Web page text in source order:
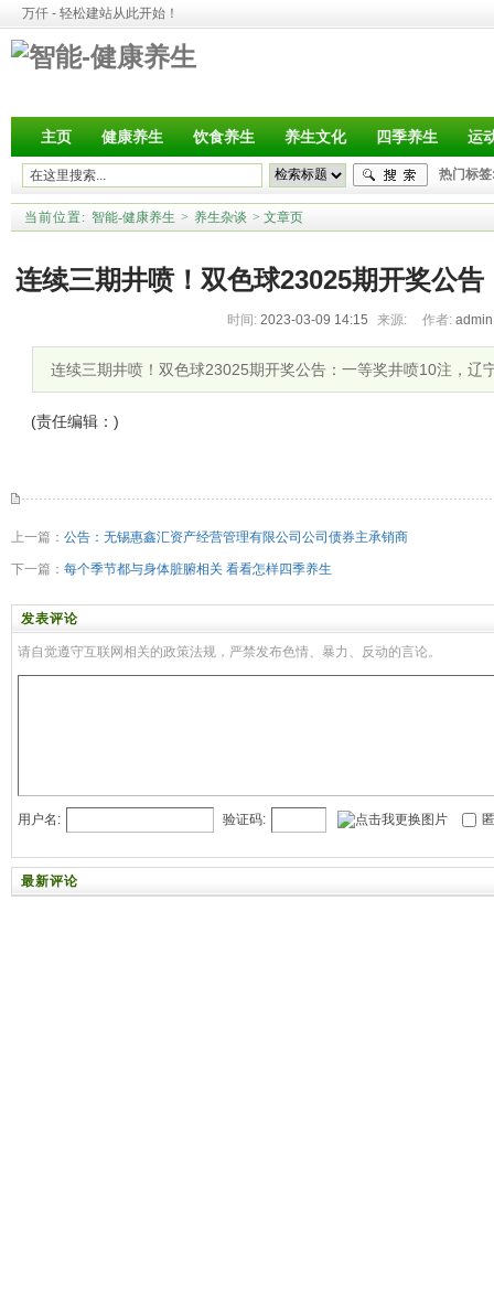
万仟 - 轻松建站从此开始！
主页 健康养生 饮食养生 养生文化 四季养生 运
热门标
当前位置: 智能-健康养生 > 养生杂谈 > 文章页
连续三期井喷！双色球23025期开奖公
注
时间: 2023-03-09 14:15 来源: 作者:
连续三期井喷！双色球23025期开奖公告：一等奖井喷10注，辽
(责任编辑：)
上一篇： 公告：无锡惠鑫汇资产经营管理有限公司公司债券主承销商
下一篇： 每个季节都与身体脏腑相关 看看怎样四季养生
发表评论
请自觉遵守互联网相关的政策法规，严禁发布色情、暴力、反动的言论。
用户名: 验证码:
最新评论